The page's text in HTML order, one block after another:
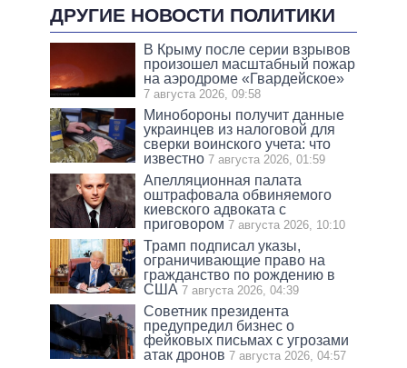
ДРУГИЕ НОВОСТИ ПОЛИТИКИ
В Крыму после серии взрывов
произошел масштабный пожар
на аэродроме «Гвардейское»
7 августа 2026, 09:58
Минобороны получит данные
украинцев из налоговой для
сверки воинского учета: что
известно 7 августа 2026, 01:59
Апелляционная палата
оштрафовала обвиняемого
киевского адвоката с
приговором 7 августа 2026, 10:10
Трамп подписал указы,
ограничивающие право на
гражданство по рождению в
США 7 августа 2026, 04:39
Советник президента
предупредил бизнес о
фейковых письмах с угрозами
атак дронов 7 августа 2026, 04:57